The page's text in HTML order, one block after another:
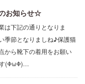
お知らせ☆
は下記の通りとなりま
季節となりましね♪保護猫
から靴下の着用をお願い
す(ΦωΦ)…